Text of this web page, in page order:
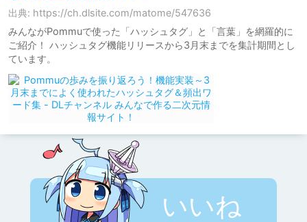
出典: https://ch.dlsite.com/matome/547636
みんながPommuで使った「ハッシュタグ」と「言葉」を網羅的に
ご紹介！ ハッシュタグ機能リリースから3月末までを集計期間とし
ています。
いいね